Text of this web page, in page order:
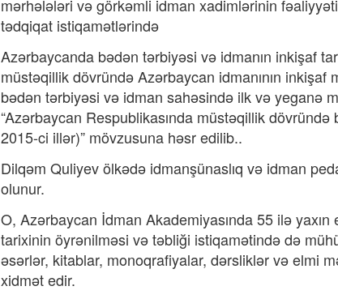
mərhələləri və görkəmli idman xadimlərinin
tədqiqat istiqamətlərində
Azərbaycanda bədən tərbiyəsi və idmanın inkişaf
müstəqillik dövründə Azərbaycan idmanının
bədən tərbiyəsi və idman sahəsində ilk və yeganə
“Azərbaycan Respublikasında müstəqillik
2015-ci illər)” mövzusuna həsr edilib..
Dilqəm Quliyev ölkədə idmanşünaslıq və idman
olunur.
O, Azərbaycan İdman Akademiyasında 55 ilə
tarixinin öyrənilməsi və təbliği istiqamətində də
əsərlər, kitablar, monoqrafiyalar, dərsliklər və elmi
xidmət edir.